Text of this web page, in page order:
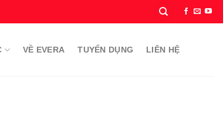
VỀ EVERA TUYỂN DỤNG LIÊN HỆ